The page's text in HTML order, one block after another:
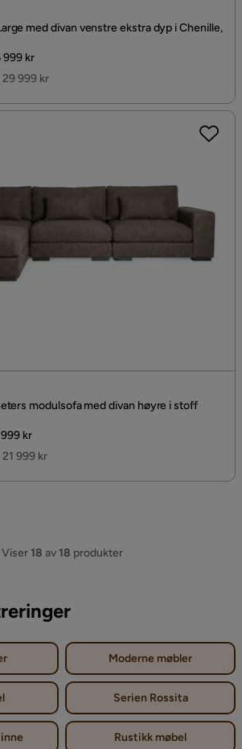
med divan venstre ekstra dyp i Chenille,
999 kr
999 kr
modulsofa med divan høyre i stoff
kr
999 kr
Viser18 av18 produkter
Moderne møbler
Serien Rossita
Rustikk møbel